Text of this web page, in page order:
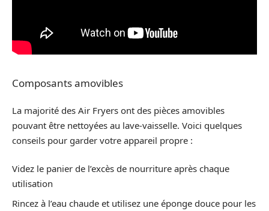
Composants amovibles
La majorité des Air Fryers ont des pièces amovibles
pouvant être nettoyées au lave-vaisselle. Voici quelques
conseils pour garder votre appareil propre :
Videz le panier de l’excès de nourriture après chaque
utilisation
Rincez à l’eau chaude et utilisez une éponge douce pour les